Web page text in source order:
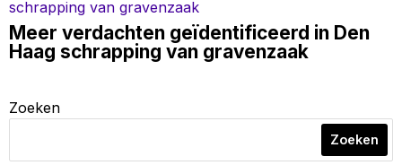
Meer verdachten geïdentificeerd in Den
Haag schrapping van gravenzaak
Zoeken
Zoeken